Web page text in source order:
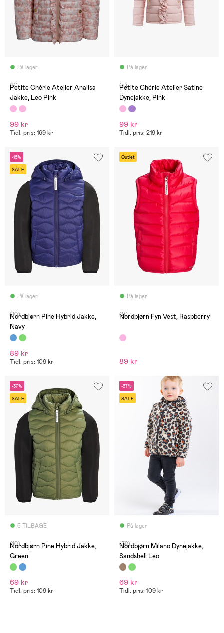
På lager
(2)
Petite Chérie Atelier Analisa
Jakke, Leo Pink
99 kr
Tidl. pris: 169 kr
På lager
(4)
Petite Chérie Atelier Satine
Dynejakke, Pink
99 kr
Tidl. pris: 219 kr
-18%
SALE
På lager
(10)
Nordbjørn Pine Hybrid Jakke,
Navy
89 kr
Tidl. pris: 109 kr
Outlet
På lager
(9)
Nordbjørn Fyn Vest, Raspberry
89 kr
-37%
SALE
5 TILBAGE
(10)
Nordbjørn Pine Hybrid Jakke,
Green
69 kr
Tidl. pris: 109 kr
-37%
SALE
På lager
(32)
Nordbjørn Milano Dynejakke,
Sandshell Leo
69 kr
Tidl. pris: 109 kr